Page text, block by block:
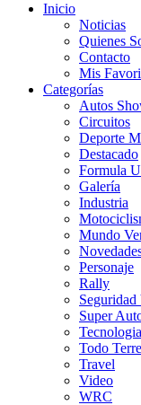
Inicio
Noticias
Quienes
Contacto
Mis
Categorías
Autos
Circuitos
Deporte
Destacado
Formula
Galería
Industria
Mundo
Personaje
Rally
Seguridad
Super
Tecnologia
Todo
Travel
Video
WRC